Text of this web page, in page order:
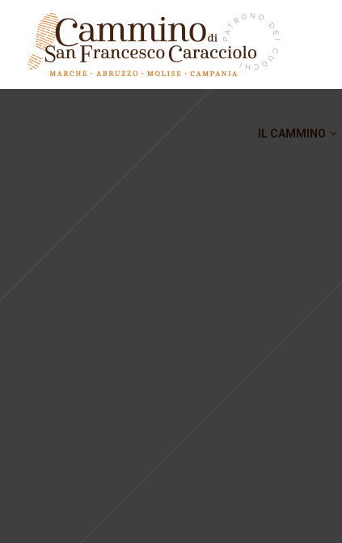
IL CAMMINO